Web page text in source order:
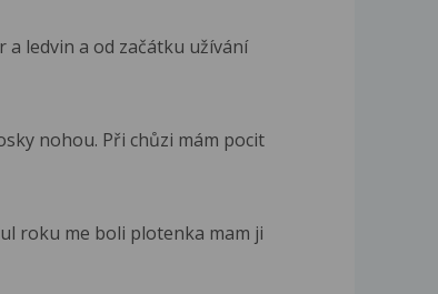
ledvin a od začátku užívání
nohou. Při chůzi mám pocit
roku me boli plotenka mam ji